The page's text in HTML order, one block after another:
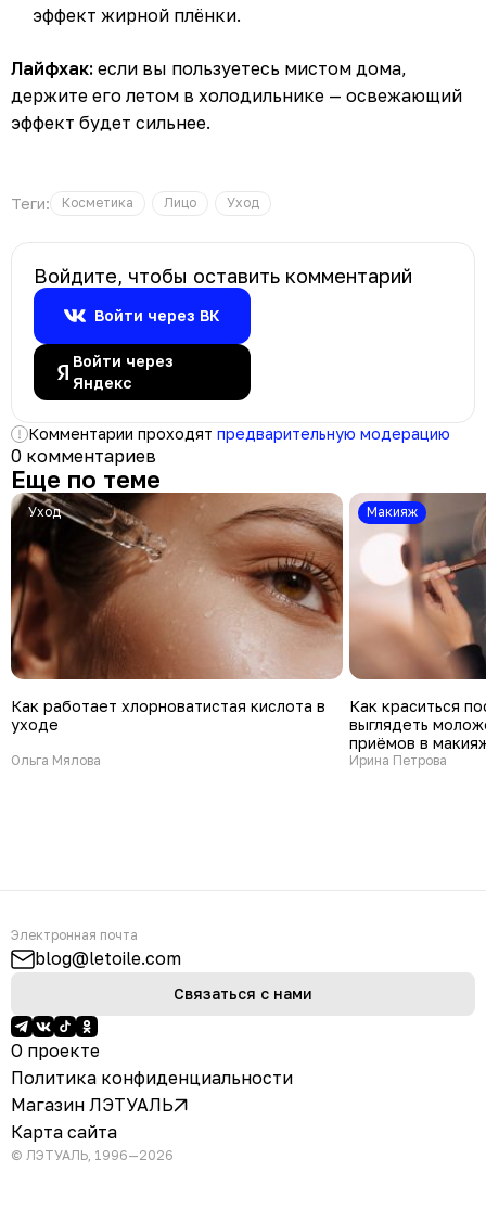
эффект жирной плёнки.
Лайфхак: если вы пользуетесь мистом дома,
держите его летом в холодильнике — освежающий
эффект будет сильнее.
Теги: Косметика Лицо Уход
Войдите, чтобы оставить комментарий
Войти через ВК
Войти через
Яндекс
Комментарии проходят предварительную модерацию
0 комментариев
Еще по теме
Уход
Как работает хлорноватистая кислота в
уходе
Ольга Мялова
Макияж
Как краситься
выглядеть
приёмов в
Ирина Петрова
Электронная почта
blog@letoile.com
Связаться с нами
О проекте
Политика конфиденциальности
Магазин ЛЭТУАЛЬ
Карта сайта
© ЛЭТУАЛЬ, 1996—2026